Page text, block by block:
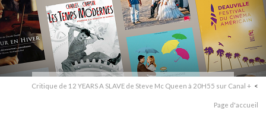
Critique de 12 YEARS A SLAVE de Steve Mc Queen à 20H55 sur Canal +
Page d'accueil